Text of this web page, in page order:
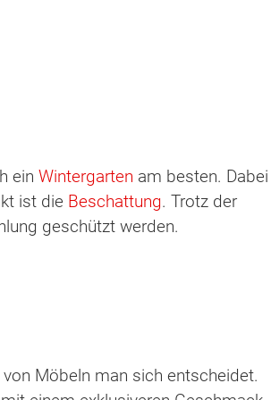
ein Wintergarten am besten. Dabei
ist die Beschattung. Trotz der
geschützt werden.
Möbeln man sich entscheidet.